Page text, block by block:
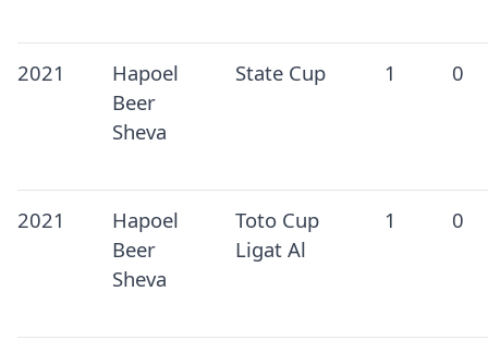
2021
Hapoel
Beer
Sheva
State Cup 1 0
2021
Hapoel
Beer
Sheva
Toto Cup
Ligat Al
1 0